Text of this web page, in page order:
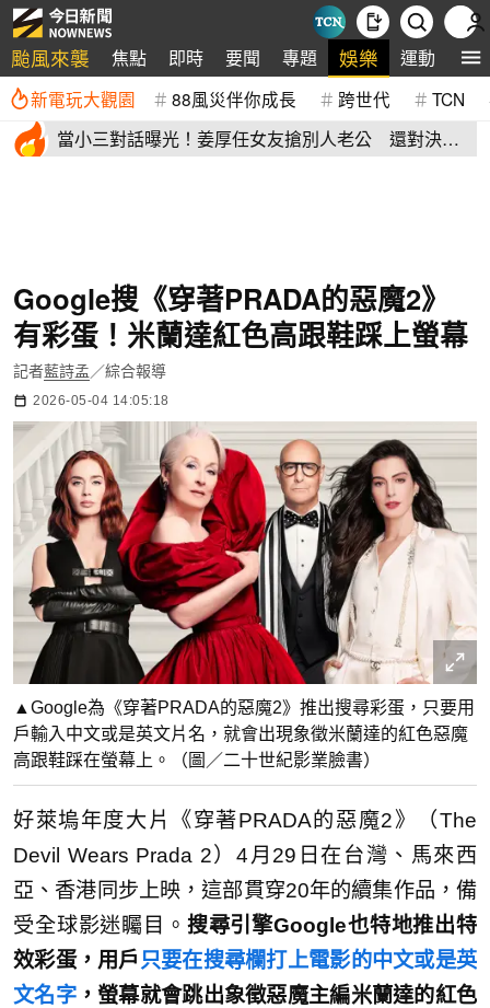
颱風來襲 焦點 即時 要聞 專題 娛樂 運動 全
新電玩大觀園 88風災伴你成長 跨世代 TCN
當小三對話曝光！姜厚任女友搶別人老公 還對決正
Google搜《穿著PRADA的惡魔2》
有彩蛋！米蘭達紅色高跟鞋踩上螢幕
記者藍詩孟 ／綜合報導
2026-05-04 14:05:18
▲Google為《穿著PRADA的惡魔2》推出搜尋彩蛋，只要用
戶輸入中文或是英文片名，就會出現象徵米蘭達的紅色惡魔
高跟鞋踩在螢幕上。（圖／二十世紀影業臉書）
好萊塢年度大片《穿著PRADA的惡魔2》（The
Devil Wears Prada 2）4月29日在台灣、馬來西
亞、香港同步上映，這部貫穿20年的續集作品，備
受全球影迷矚目。 搜尋引擎Google也特地推出特
效彩蛋，用戶 只要在搜尋欄打上電影的中文或是英
文名字，螢幕就會跳出象徵惡魔主編米蘭達的紅色